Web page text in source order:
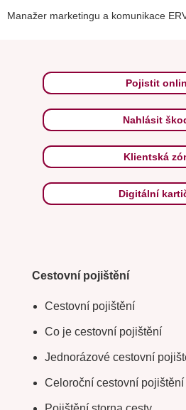
Manažer marketingu a komunikace
Pojistit
Nahlásit
Klientská
Digitální
Cestovní pojištění
Cestovní pojištění
Co je cestovní pojištění
Jednorázové cestovní
Celoroční cestovní pojištění